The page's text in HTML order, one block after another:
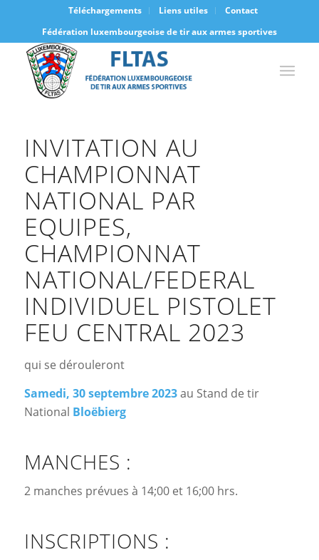
Téléchargements Liens utiles
Contact
Fédération luxembourgeoise de tir aux armes sportives
INVITATION AU
CHAMPIONNAT
NATIONAL PAR
EQUIPES,
CHAMPIONNAT
NATIONAL/FEDERAL
INDIVIDUEL PISTOLET
FEU CENTRAL 2023
qui se dérouleront
Samedi, 30 septembre 2023au Stand de tir
National Bloëbierg
MANCHES :
2 manches prévues à 14;00 et 16;00 hrs.
INSCRIPTIONS :